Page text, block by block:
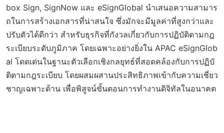
box Sign, SignNow และ eSignGlobal นำเสนอความสามาร
ถในการสร้างเอกสารที่น่าสนใจ ซึ่งมักจะมีมูลค่าที่สูงกว่าและ
ปรับตัวได้ดีกว่า สำหรับธุรกิจที่กังวลเกี่ยวกับการปฏิบัติตามกฎ
ระเบียบระดับภูมิภาค โดยเฉพาะอย่างยิ่งใน APAC eSignGlob
al โดดเด่นในฐานะตัวเลือกเชิงกลยุทธ์ที่สอดคล้องกับการปฏิบั
ติตามกฎระเบียบ โดยผสมผสานประสิทธิภาพเข้ากับความเชี่ยว
ชาญเฉพาะด้าน เพื่อพิสูจน์ขั้นตอนการทำงานดิจิทัลในอนาคต